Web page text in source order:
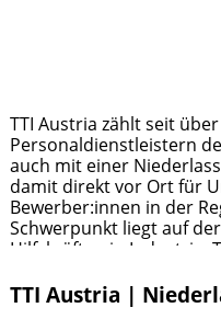
TTI Austria zählt seit
Personaldienstleistern
auch mit einer
damit direkt vor Ort für
Bewerber:innen in der
Schwerpunkt liegt auf
Hilfskräften in Industrie,
Jobsuchende profitieren
TTI Austria |